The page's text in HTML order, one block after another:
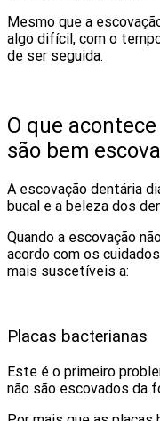
Mesmo que a
algo difícil, com o
de ser seguida.
O que
são bem
A escovação dentária
bucal e a beleza dos
Quando a escovação
acordo com os
mais suscetíveis a:
Placas bacterianas
Este é o primeiro
não são escovados da